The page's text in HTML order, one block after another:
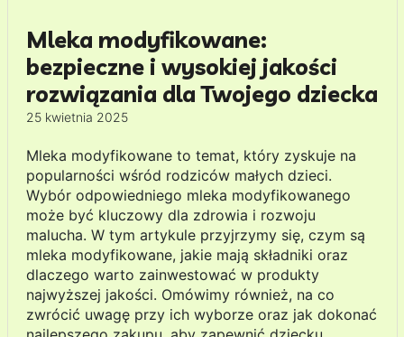
Mleka modyfikowane:
bezpieczne i wysokiej jakości
rozwiązania dla Twojego dziecka
25 kwietnia 2025
Mleka modyfikowane to temat, który zyskuje na
popularności wśród rodziców małych dzieci.
Wybór odpowiedniego mleka modyfikowanego
może być kluczowy dla zdrowia i rozwoju
malucha. W tym artykule przyjrzymy się, czym są
mleka modyfikowane, jakie mają składniki oraz
dlaczego warto zainwestować w produkty
najwyższej jakości. Omówimy również, na co
zwrócić uwagę przy ich wyborze oraz jak dokonać